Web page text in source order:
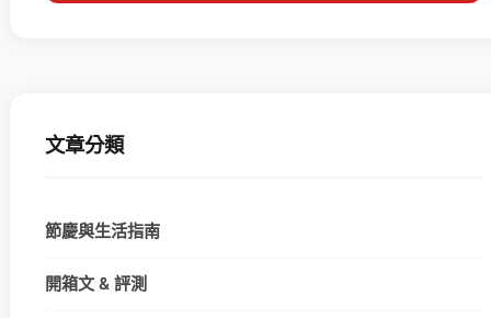
文章分類
節慶與生活指南
開箱文 & 評測